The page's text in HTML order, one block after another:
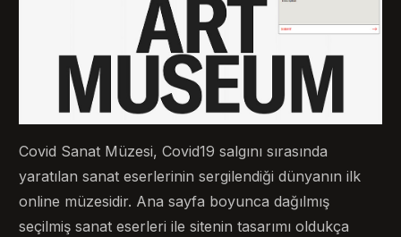
Covid Sanat Müzesi, Covid19 salgını sırasında
yaratılan sanat eserlerinin sergilendiği dünyanın ilk
online müzesidir. Ana sayfa boyunca dağılmış
seçilmiş sanat eserleri ile sitenin tasarımı oldukça